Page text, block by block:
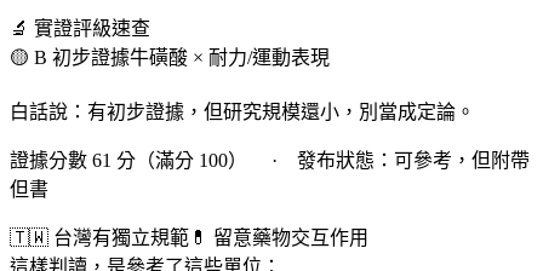
🔬 實證評級速查
🟡 B 初步證據牛磺酸 × 耐力/運動表現
白話說：有初步證據，但研究規模還小，別當成定論。
證據分數 61 分（滿分 100） · 發布狀態：可參考，但附帶
但書
🇹🇼 台灣有獨立規範 💊 留意藥物交互作用
這樣判讀，是參考了這些單位：